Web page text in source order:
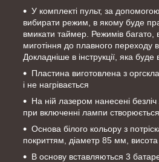
У комплекті пульт, за
вибирати режим, в якому буде
вмикати таймер. Режимів багато,
миготіння до плавного переходу в
Докладніше в інструкції, яка буде
Пластина виготовлена з
і не нагрівається
На ній лазером нанесені безліч
при включенні лампи
Основа білого кольору з
покриттям, діаметр 85 мм,
В основу вставляються 3